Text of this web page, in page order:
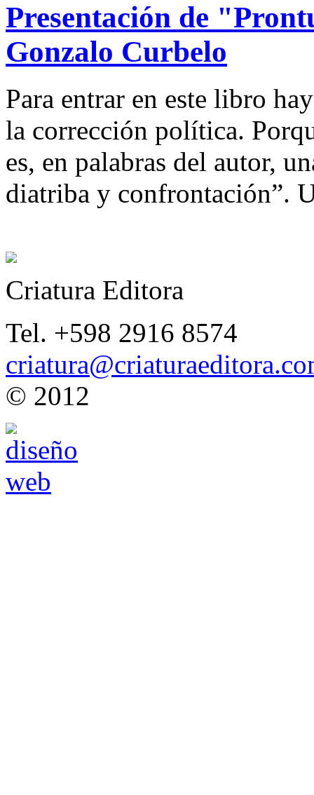
Presentación de
Gonzalo Curbelo
Para entrar en este libro
la corrección política.
es, en palabras del autor,
diatriba y confrontación”.
Criatura Editora
Tel. +598 2916 8574
© 2012